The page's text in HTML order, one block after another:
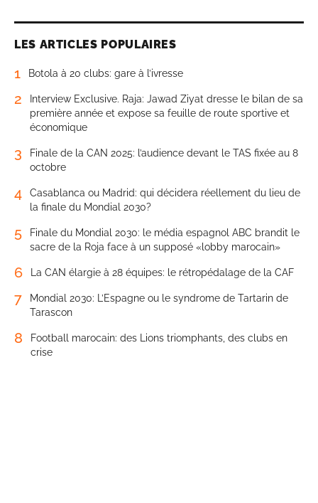
LES ARTICLES POPULAIRES
1 Botola à 20 clubs: gare à l’ivresse
2
Interview Exclusive. Raja: Jawad Ziyat dresse le bilan de sa
première année et expose sa feuille de route sportive et
économique
3
Finale de la CAN 2025: l’audience devant le TAS fixée au 8
octobre
4
Casablanca ou Madrid: qui décidera réellement du lieu de
la finale du Mondial 2030?
5
Finale du Mondial 2030: le média espagnol ABC brandit le
sacre de la Roja face à un supposé «lobby marocain»
6 La CAN élargie à 28 équipes: le rétropédalage de la CAF
7
Mondial 2030: L’Espagne ou le syndrome de Tartarin de
Tarascon
8
Football marocain: des Lions triomphants, des clubs en
crise